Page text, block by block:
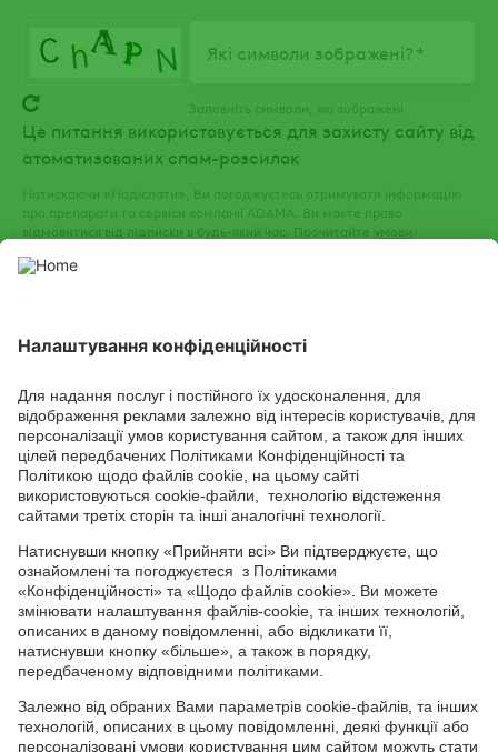
Які символи зображені?
Заповніть символи, які зображені
Це питання використовується для захисту сайту від
атоматизованих спам-розсилок
Натискаючи «Надіслати», Ви погоджуєтесь отримувати інформацію
про препарати та сервіси компанії ADAMA. Ви маєте право
відмовитися від підписки в будь-який час. Прочитайте умови
СОЦІАЛЬНІ СЕРВІСИ
Youtube
Channel
FacebookTikTok
Головний офіс: 04050, м. Київ, вул. М. Пимоненка, 13, БЦ "Форум
Ділове Містечко", офіс 4А/41; тел.: +38 044 232 44 14; e-mail:
ukraine@adama.com
Використовуйте пестициди з обережністю. Завжди читайте
етикетку та інформацію про препарат перед використанням,
звертаючи особливу увагу на додаткові інструкції, піктограми
препарату. Інформація та рекомендації, які містяться у тарній
етикетці, ґрунтуються на наявному досвіді, а також на